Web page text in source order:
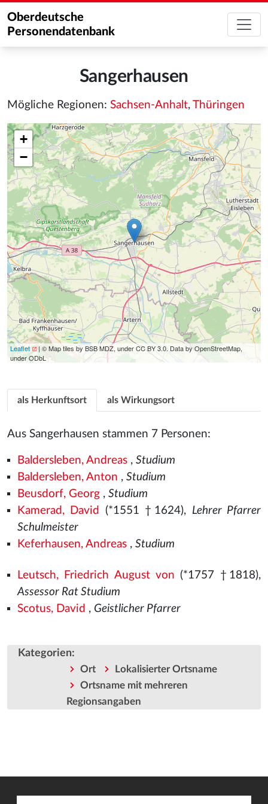
Oberdeutsche
Personendatenbank
Sangerhausen
Mögliche Regionen: Sachsen-Anhalt, Thüringen
+
−
Leaflet
| © Map tiles by BSB MDZ, under CC BY 3.0. Data by OpenStreetMap,
under ODbL
als Herkunftsort als Wirkungsort
Aus Sangerhausen stammen 7 Personen:
Baldersleben, Andreas, Studium
Baldersleben, Anton , Studium
Beusdorf, Georg, Studium
Kamerad, David
(*1551 †1624), Lehrer Pfarrer
Schulmeister
Keferhausen, Andreas, Studium
Leutsch, Friedrich August von (*1757 †1818),
Assessor Rat Studium
Scotus, David , Geistlicher Pfarrer
Kategorien:
Ort
Lokalisierter Ortsname
Ortsname mit mehreren
Regionsangaben